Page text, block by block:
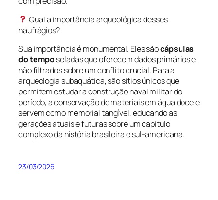
Qual a importância arqueológica desses
naufrágios?
Sua importância é monumental. Eles sãocápsulas
do temposeladas que oferecem dados primários e
não filtrados sobre um conflito crucial. Para a
arqueologia subaquática, são sítios únicos que
permitem estudar a construção naval militar do
período, a conservação de materiais em água doce e
servem como memorial tangível, educando as
gerações atuais e futuras sobre um capítulo
complexo da história brasileira e sul-americana.
23/03/2026